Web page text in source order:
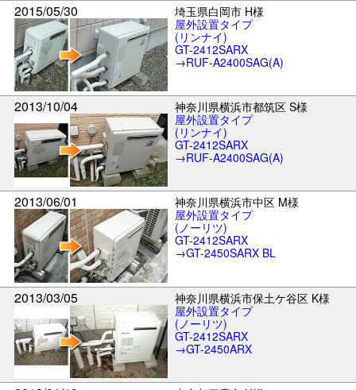
2015/05/30
埼玉県白岡市 H様
屋外設置タイプ
(リンナイ)
GT-2412SARX
→RUF-A2400SAG(A)
2013/10/04
神奈川県横浜市都筑区 S様
屋外設置タイプ
(リンナイ)
GT-2412SARX
→RUF-A2400SAG(A)
2013/06/01
神奈川県横浜市中区 M様
屋外設置タイプ
(ノーリツ)
GT-2412SARX
→GT-2450SARX BL
2013/03/05
神奈川県横浜市保土ケ谷区 K様
屋外設置タイプ
(ノーリツ)
GT-2412SARX
→GT-2450ARX